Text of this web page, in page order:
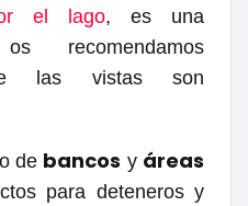
el lago, es una
recomendamos
las vistas son
de bancos y áreas
para deteneros y